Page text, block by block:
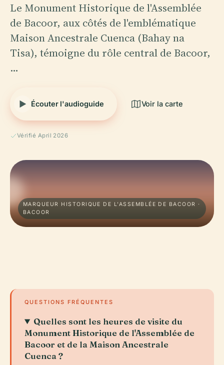
Le Monument Historique de l'Assemblée
de Bacoor, aux côtés de l'emblématique
Maison Ancestrale Cuenca (Bahay na
Tisa), témoigne du rôle central de Bacoor,
…
Écouter l'audioguide Voir la carte
Vérifié April 2026
MARQUEUR HISTORIQUE DE L'ASSEMBLÉE DE BACOOR ·
BACOOR
QUESTIONS FRÉQUENTES
Quelles sont les heures de visite du
Monument Historique de l'Assemblée de
Bacoor et de la Maison Ancestrale
Cuenca ?